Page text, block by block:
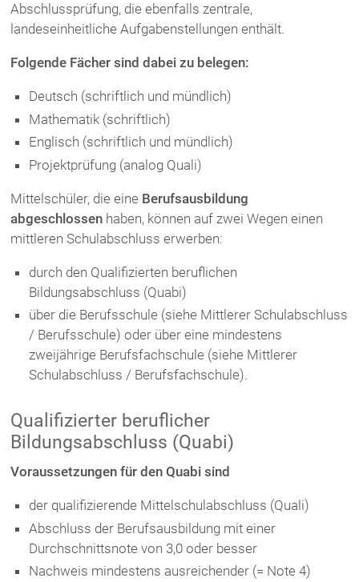
Abschlussprüfung, die ebenfalls zentrale,
landeseinheitliche Aufgabenstellungen enthält.
Folgende Fächer sind dabei zu belegen:
Deutsch (schriftlich und mündlich)
Mathematik (schriftlich)
Englisch (schriftlich und mündlich)
Projektprüfung (analog Quali)
Mittelschüler, die eine Berufsausbildung
abgeschlossen haben, können auf zwei Wegen einen
mittleren Schulabschluss erwerben:
durch den Qualifizierten beruflichen
Bildungsabschluss (Quabi)
über die Berufsschule (siehe Mittlerer Schulabschluss
/ Berufsschule) oder über eine mindestens
zweijährige Berufsfachschule (siehe Mittlerer
Schulabschluss / Berufsfachschule).
Qualifizierter beruflicher
Bildungsabschluss (Quabi)
Voraussetzungen für den Quabi sind
der qualifizierende Mittelschulabschluss (Quali)
Abschluss der Berufsausbildung mit einer
Durchschnittsnote von 3,0 oder besser
Nachweis mindestens ausreichender (= Note 4)